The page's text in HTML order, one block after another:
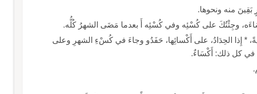
منه ونحوها.
وجِئْتُكَ على كُسْئِه وفي كُسْئِه أَ بعدما مَضَى الشهرُ كُلُّه.
* إِذا الحِدَادُ، على أَكْسائِها، حَفَدُو وجاءَ في كُسْءِ الشهرِ وعلى
في كل ذلك: أَكْسَاءٌ.